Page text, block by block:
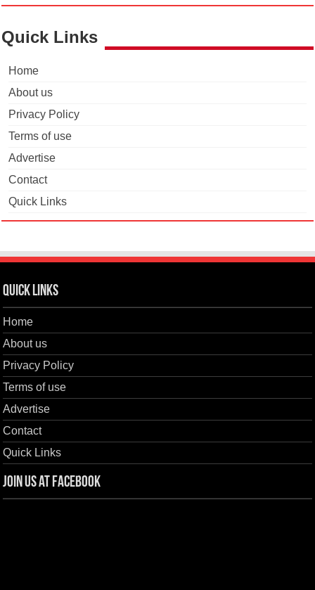
Quick Links
Home
About us
Privacy Policy
Terms of use
Advertise
Contact
Quick Links
Quick Links
Home
About us
Privacy Policy
Terms of use
Advertise
Contact
Quick Links
Join us at Facebook